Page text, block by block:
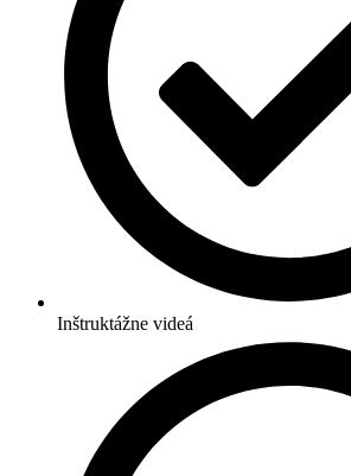
Inštruktážne videá